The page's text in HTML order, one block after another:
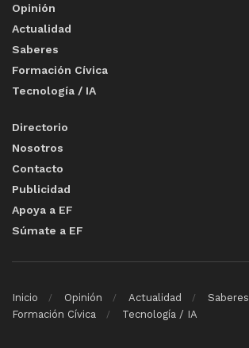
Opinión
Actualidad
Saberes
Formación Cívica
Tecnología / IA
Directorio
Nosotros
Contacto
Publicidad
Apoya a EF
Súmate a EF
Inicio Opinión Actualidad
Saberes
Formación Cívica
Tecnología / IA